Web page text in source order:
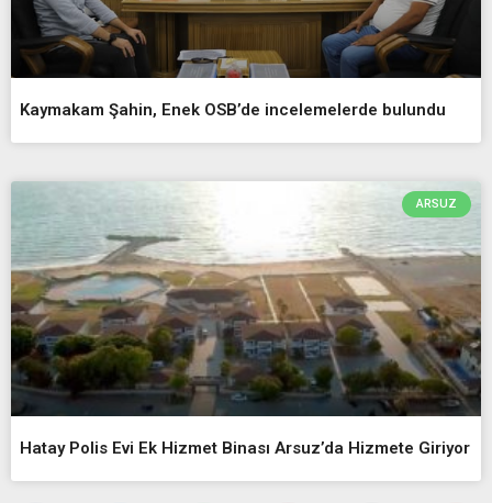
Kaymakam Şahin, Enek OSB’de incelemelerde bulundu
ARSUZ
Hatay Polis Evi Ek Hizmet Binası Arsuz’da Hizmete Giriyor